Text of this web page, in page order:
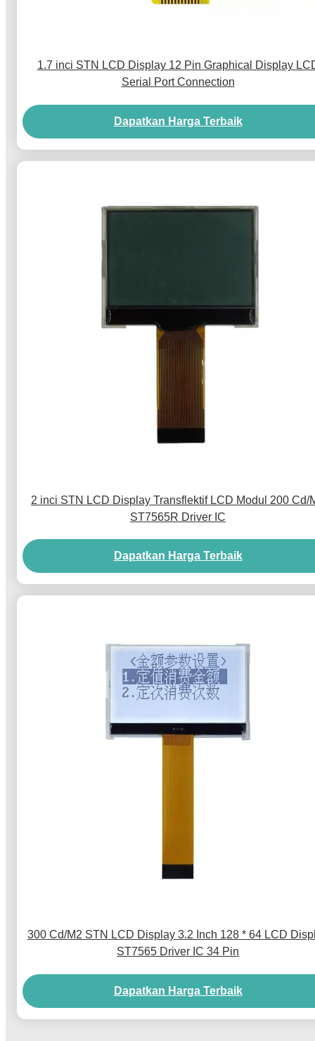
1.7 inci STN LCD Display 12 Pin Graphical Display
Serial Port Connection
Dapatkan Harga Terbaik
2 inci STN LCD Display Transflektif LCD Modul 200 Cd/
ST7565R Driver IC
Dapatkan Harga Terbaik
300 Cd/M2 STN LCD Display 3.2 Inch 128 * 64 LCD
ST7565 Driver IC 34 Pin
Dapatkan Harga Terbaik